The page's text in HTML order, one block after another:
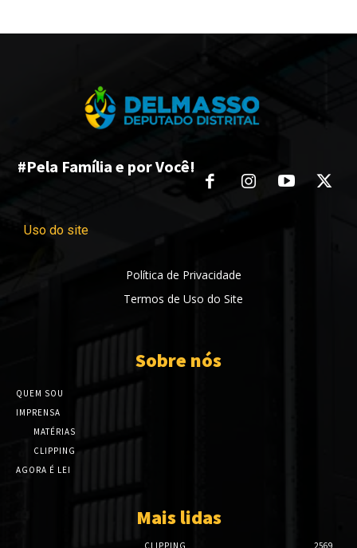
#Pela Família e por Você!
Uso do site
Política de Privacidade
Termos de Uso do Site
Sobre nós
QUEM SOU
IMPRENSA
MATÉRIAS
CLIPPING
AGORA É LEI
Mais lidas
CLIPPING 2569